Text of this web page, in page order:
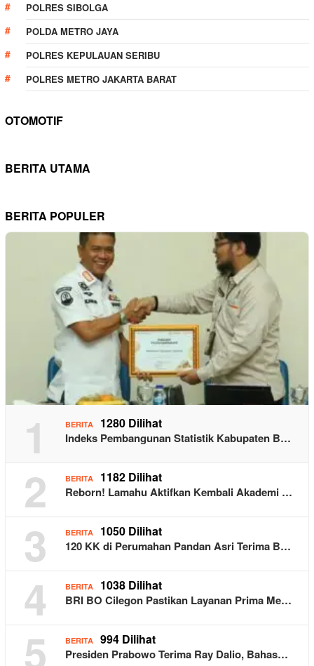
POLRES SIBOLGA
POLDA METRO JAYA
POLRES KEPULAUAN SERIBU
POLRES METRO JAKARTA BARAT
OTOMOTIF
BERITA UTAMA
BERITA POPULER
1 BERITA 1280 Dilihat
Indeks Pembangunan Statistik Kabupaten B…
2 BERITA 1182 Dilihat
Reborn! Lamahu Aktifkan Kembali Akademi …
3 BERITA 1050 Dilihat
120 KK di Perumahan Pandan Asri Terima B…
4 BERITA 1038 Dilihat
BRI BO Cilegon Pastikan Layanan Prima Me…
5 BERITA 994 Dilihat
Presiden Prabowo Terima Ray Dalio, Bahas…